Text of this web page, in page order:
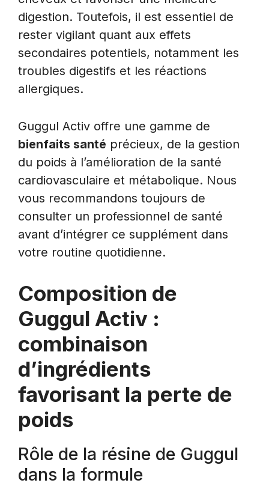
digestion. Toutefois, il est essentiel de
rester vigilant quant aux effets
secondaires potentiels, notamment les
troubles digestifs et les réactions
allergiques.
Guggul Activ offre une gamme de
bienfaits santé précieux, de la gestion
du poids à l’amélioration de la santé
cardiovasculaire et métabolique. Nous
vous recommandons toujours de
consulter un professionnel de santé
avant d’intégrer ce supplément dans
votre routine quotidienne.
Composition de
Guggul Activ :
combinaison
d’ingrédients
favorisant la perte de
poids
Rôle de la résine de Guggul
dans la formule